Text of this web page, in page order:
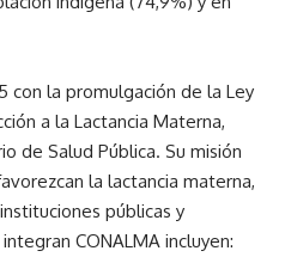
con la promulgación de la Ley
a la Lactancia Materna,
de Salud Pública. Su misión
la lactancia materna,
públicas y
CONALMA incluyen: